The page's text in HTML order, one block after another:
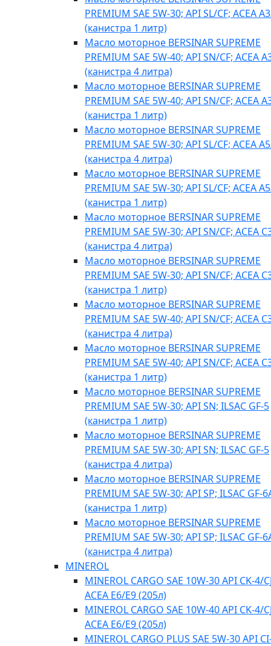
PREMIUM SAE 5W-30; API SL/CF; ACEA
(канистра 1 литр)
Масло моторное BERSINAR SUPREME
PREMIUM SAE 5W-40; API SN/CF; ACEA
(канистра 4 литра)
Масло моторное BERSINAR SUPREME
PREMIUM SAE 5W-40; API SN/CF; ACEA
(канистра 1 литр)
Масло моторное BERSINAR SUPREME
PREMIUM SAE 5W-30; API SL/CF; ACEA
(канистра 4 литра)
Масло моторное BERSINAR SUPREME
PREMIUM SAE 5W-30; API SL/CF; ACEA
(канистра 1 литр)
Масло моторное BERSINAR SUPREME
PREMIUM SAE 5W-30; API SN/CF; ACEA
(канистра 4 литра)
Масло моторное BERSINAR SUPREME
PREMIUM SAE 5W-30; API SN/CF; ACEA
(канистра 1 литр)
Масло моторное BERSINAR SUPREME
PREMIUM SAE 5W-40; API SN/CF; ACEA
(канистра 4 литра)
Масло моторное BERSINAR SUPREME
PREMIUM SAE 5W-40; API SN/CF; ACEA
(канистра 1 литр)
Масло моторное BERSINAR SUPREME
PREMIUM SAE 5W-30; API SN; ILSAC GF-5
(канистра 1 литр)
Масло моторное BERSINAR SUPREME
PREMIUM SAE 5W-30; API SN; ILSAC GF-5
(канистра 4 литра)
Масло моторное BERSINAR SUPREME
PREMIUM SAE 5W-30; API SP; ILSAC GF-
(канистра 1 литр)
Масло моторное BERSINAR SUPREME
PREMIUM SAE 5W-30; API SP; ILSAC GF-
(канистра 4 литра)
MINEROL
MINEROL CARGO SAE 10W-30 API CK-4/
ACEA E6/E9 (205л)
MINEROL CARGO SAE 10W-40 API CK-4/
ACEA E6/E9 (205л)
MINEROL CARGO PLUS SAE 5W-30 API